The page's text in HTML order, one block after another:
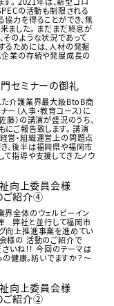
の活動も制限される
力を得ることができ、無
ました。 まだまだ終息が
そのような状況であって
るためには、人材の発掘
企業の存続や発展成長の
ミナーの御礼
介護業界最大級BtoB商
（人事・教育コース）に
藤）の講演が盛況のうち、
にご報告致します。 講演
営・組織運営上の問題点
、後半は福岡県や福岡市
て指導や支援してきたノウ
祉向上委員会様
ご紹介④
界全体のウェルビーイン
弊社と並行して福岡市
向上推進事業を進めてい
様の 活動のご紹介で
さいね！！ 今回のテーマは
の健康。紡いでますか？～
祉向上委員会様
ご紹介②